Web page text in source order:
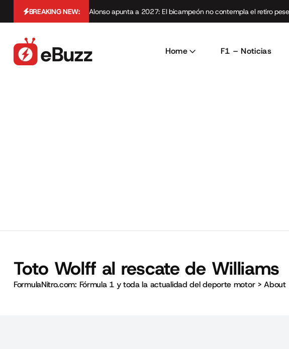
BREAKING NEW: Alonso apunta a 2027: El bicampeón no contempla el retiro
Home F1 – Noticias
Toto Wolff al rescate de Williams
FormulaNitro.com: Fórmula 1 y toda la actualidad del deporte motor>About